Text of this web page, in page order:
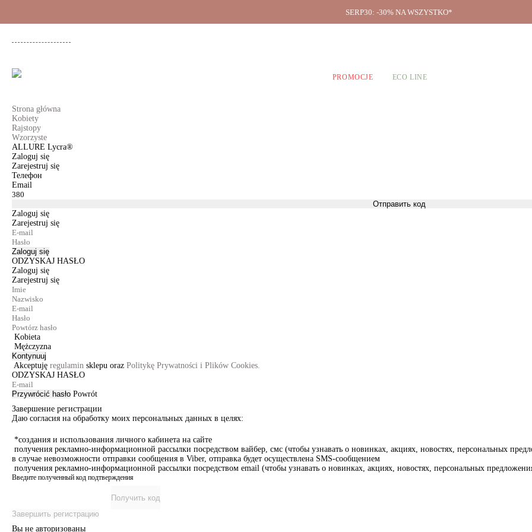
SERP30: -30% NA WSZYSTKO*
PROMOCJE ECO LINE
Strona główna
Kobiety
Rajstopy
Wzorzyste
ALLURE Lycra®
Zaloguj się
Zarejestruj się
Телефон
Email
Отправить код
Zaloguj się
Zarejestruj się
Zaloguj się
ODZYSKAJ HASŁO
Zaloguj się
Zarejestruj się
Kobieta
Mężczyzna
Kontynuuj
Akceptuję regulamin sklepu oraz Politykę Prywatności i Plików Cookies.
ODZYSKAJ HASŁO
Przywrócić hasło Powrót
Завершение регистрации
Даю согласия на обработку моих персональных данных в целях:
*создания и использования личного кабинета на сайте
получения рекламно-информационной рассылки посредством вайбер, смс (чтобы узнавать о новинках, акциях, новостях, персональных
в случае невозможности отправки сообщения в Viber, отправка будет осуществлена SMS-сообщением
получения рекламно-информационной рассылки посредством email (чтобы узнавать о новинках, акциях, новостях, персональных
Введите полученный код подтверждения
Получить код
Завершить регистрацию
Вы не авторизованы